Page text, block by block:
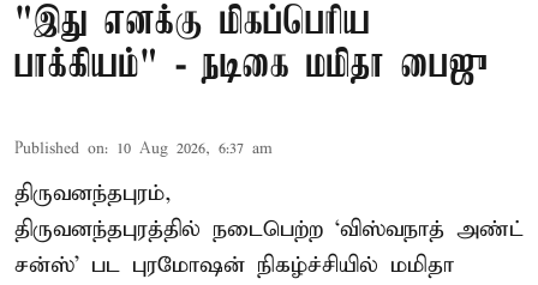
"இது எனக்கு மிகப்பெரிய
பாக்கியம்" - நடிகை மமிதா பைஜு
Published on: 10 Aug 2026, 6:37 am
திருவனந்தபுரம்,
திருவனந்தபுரத்தில் நடைபெற்ற ‘விஸ்வநாத் அண்ட்
சன்ஸ்’ பட புரமோஷன் நிகழ்ச்சியில் மமிதா